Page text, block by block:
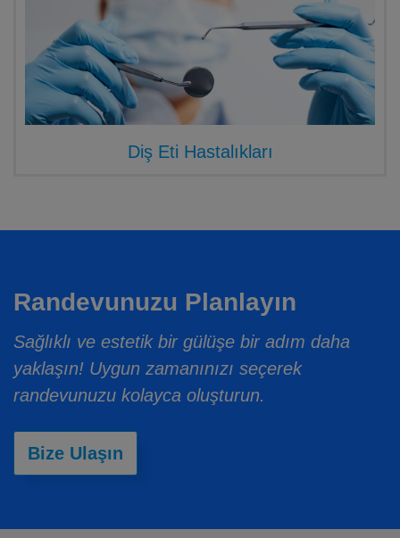
Diş Eti Hastalıkları
Randevunuzu Planlayın
Sağlıklı ve estetik bir gülüşe bir adım daha
yaklaşın! Uygun zamanınızı seçerek
randevunuzu kolayca oluşturun.
Bize Ulaşın